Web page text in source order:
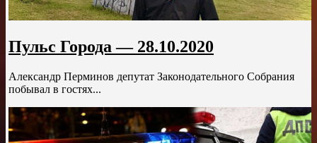
Пульс Города — 28.10.2020
Александр Перминов депутат Законодательного Собрания
побывал в гостях...